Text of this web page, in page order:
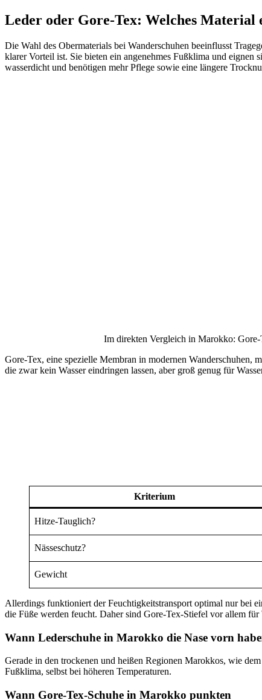
Leder oder Gore-Tex: Welches Material
Die Wahl des Obermaterials bei Wanderschuhen beeinflusst
klarer Vorteil ist. Sie bieten ein angenehmes Fußklima und eignen
wasserdicht und benötigen mehr Pflege sowie eine längere
Im direkten Vergleich in Marokko:
Gore-Tex, eine spezielle Membran in modernen Wanderschuhen,
die zwar kein Wasser eindringen lassen, aber groß genug für
Kriterium
Hitze-Tauglich?
Nässeschutz?
Gewicht
Allerdings funktioniert der Feuchtigkeitstransport optimal nur bei
die Füße werden feucht. Daher sind Gore-Tex-Stiefel vor allem
Wann Lederschuhe in Marokko die Nase vorn
Gerade in den trockenen und heißen Regionen Marokkos, wie
Fußklima, selbst bei höheren Temperaturen.
Wann Gore-Tex-Schuhe in Marokko punkten